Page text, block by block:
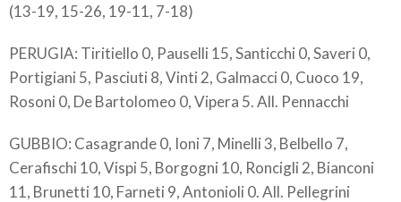
(13-19, 15-26, 19-11, 7-18)
PERUGIA: Tiritiello 0, Pauselli 15, Santicchi 0, Saveri 0,
Portigiani 5, Pasciuti 8, Vinti 2, Galmacci 0, Cuoco 19,
Rosoni 0, De Bartolomeo 0, Vipera 5. All. Pennacchi
GUBBIO: Casagrande 0, Ioni 7, Minelli 3, Belbello 7,
Cerafischi 10, Vispi 5, Borgogni 10, Roncigli 2, Bianconi
11, Brunetti 10, Farneti 9, Antonioli 0. All. Pellegrini